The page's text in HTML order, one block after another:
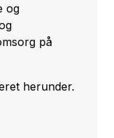
og
på
herunder.